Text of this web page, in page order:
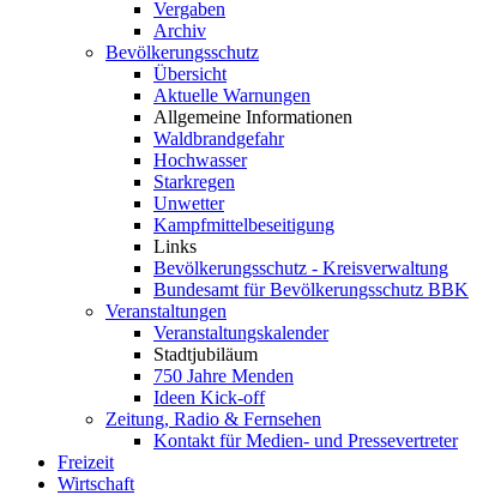
Vergaben
Archiv
Bevölkerungsschutz
Übersicht
Aktuelle Warnungen
Allgemeine Informationen
Waldbrandgefahr
Hochwasser
Starkregen
Unwetter
Kampfmittelbeseitigung
Links
Bevölkerungsschutz - Kreisverwaltung
Bundesamt für Bevölkerungsschutz BBK
Veranstaltungen
Veranstaltungskalender
Stadtjubiläum
750 Jahre Menden
Ideen Kick-off
Zeitung, Radio & Fernsehen
Kontakt für Medien- und Pressevertreter
Freizeit
Wirtschaft